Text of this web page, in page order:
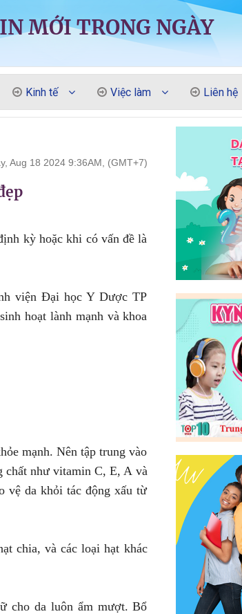
MỚI TRONG NGÀY
Kinh tế Việc làm Liên hệ
Aug 18 2024 9:36AM, (GMT+7)
kỳ hoặc khi có vấn đề là
viện Đại học Y Dược TP
hoạt lành mạnh và khoa
mạnh. Nên tập trung vào
chất như vitamin C, E, A và
vệ da khỏi tác động xấu từ
chia, và các loại hạt khác
cho da luôn ẩm mượt. Bổ